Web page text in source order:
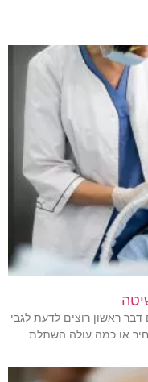
ראשון רוצים לדעת לגבי
או כמה עולה השתלת